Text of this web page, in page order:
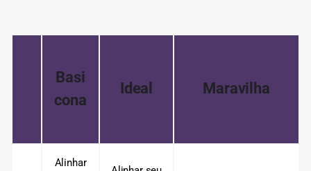
Basi
cona
Ideal Maravilha
Alinhar